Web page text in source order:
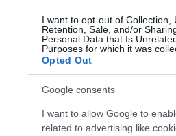
I want to opt-out of Collection,
Retention, Sale, and/or
Personal Data that Is
Purposes for which it was
Opted Out
Google consents
I want to allow Google to
related to advertising like